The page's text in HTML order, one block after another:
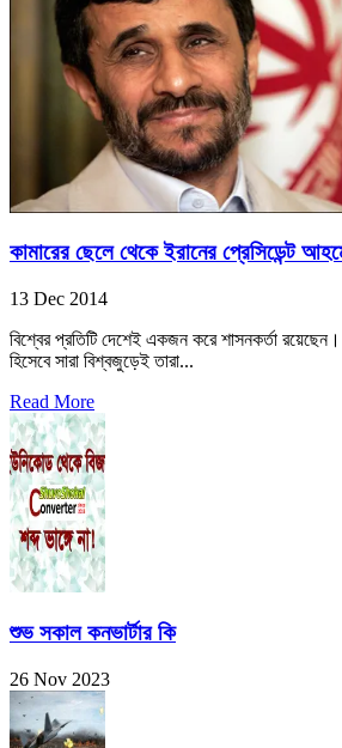
কামারের ছেলে থেকে ইরানের প্রেসিডেন্ট
13 Dec 2014
বিশ্বের প্রতিটি দেশেই একজন করে শাসনকর্তা রয়েছেন।
হিসেবে সারা বিশ্বজুড়েই তারা...
Read More
শুভ সকাল কনভার্টার কি
26 Nov 2023